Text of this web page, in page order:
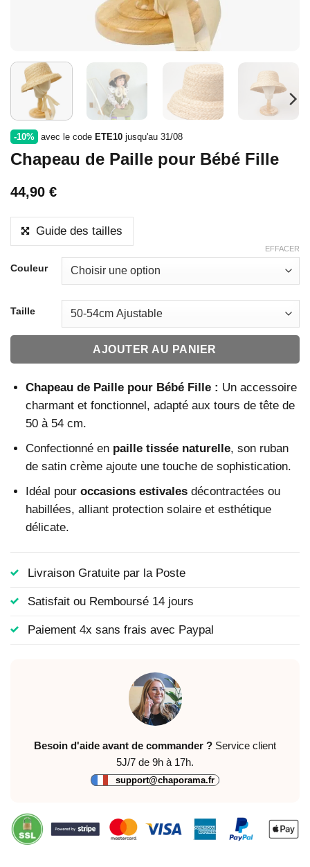
-10% avec le code ETE10 jusqu'au 31/08
Chapeau de Paille pour Bébé Fille
44,90 €
Guide des tailles
Couleur
Taille
EFFACER
AJOUTER AU PANIER
Chapeau de Paille pour Bébé Fille : Un accessoire
charmant et fonctionnel, adapté aux tours de tête de
50 à 54 cm.
Confectionné en paille tissée naturelle, son ruban
de satin crème ajoute une touche de sophistication.
Idéal pour occasions estivalesdécontractées ou
habillées, alliant protection solaire et esthétique
délicate.
Livraison Gratuite par la Poste
Satisfait ou Remboursé 14 jours
Paiement 4x sans frais avec Paypal
Besoin d'aide avant de commander ? Service client
5J/7 de 9h à 17h.
support@chaporama.fr